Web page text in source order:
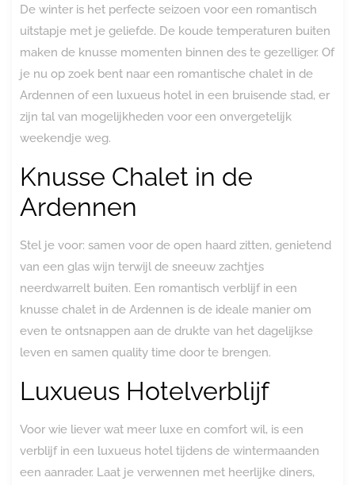
De winter is het perfecte seizoen voor een romantisch
uitstapje met je geliefde. De koude temperaturen buiten
maken de knusse momenten binnen des te gezelliger. Of
je nu op zoek bent naar een romantische chalet in de
Ardennen of een luxueus hotel in een bruisende stad, er
zijn tal van mogelijkheden voor een onvergetelijk
weekendje weg.
Knusse Chalet in de
Ardennen
Stel je voor: samen voor de open haard zitten, genietend
van een glas wijn terwijl de sneeuw zachtjes
neerdwarrelt buiten. Een romantisch verblijf in een
knusse chalet in de Ardennen is de ideale manier om
even te ontsnappen aan de drukte van het dagelijkse
leven en samen quality time door te brengen.
Luxueus Hotelverblijf
Voor wie liever wat meer luxe en comfort wil, is een
verblijf in een luxueus hotel tijdens de wintermaanden
een aanrader. Laat je verwennen met heerlijke diners,